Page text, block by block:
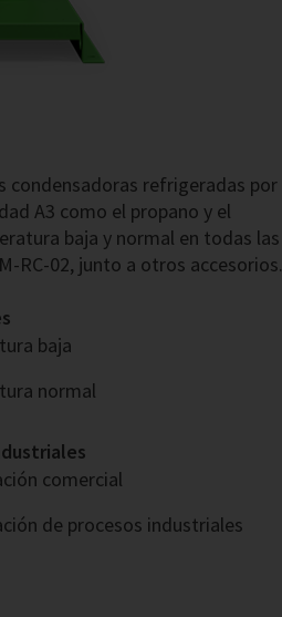
condensadoras refrigeradas por
A3 como el propano y el
baja y normal en todas las
RC-02, junto a otros accesorios.
baja
normal
comercial
de procesos industriales